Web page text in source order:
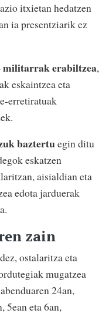
itxietan hedatzen
ia presentziarik ez
militarrak erabiltzea,
eskaintzea eta
erretiratuak
baztertuegin ditu
eskatzen
aisialdian eta
edota jarduerak
zain
ostalaritza eta
mugatzea
24an,
5ean eta 6an,